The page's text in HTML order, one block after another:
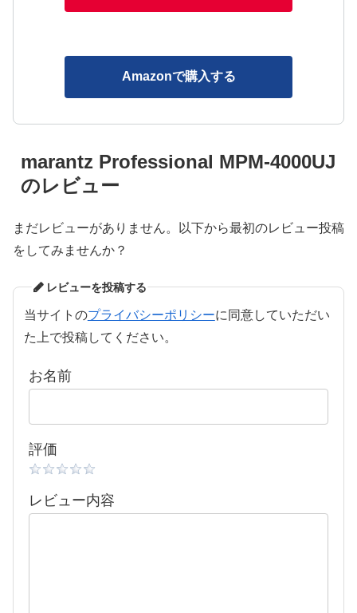
Amazonで購入する
marantz Professional MPM-4000UJ
のレビュー
まだレビューがありません。以下から最初のレビュー投稿
をしてみませんか？
レビューを投稿する
当サイトのプライバシーポリシーに同意していただい
た上で投稿してください。
お名前
評価
レビュー内容